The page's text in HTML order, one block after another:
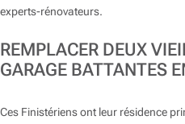
experts-rénovateurs.
REMPLACER DEUX
GARAGE BATTANTES
Ces Finistériens ont leur résidence